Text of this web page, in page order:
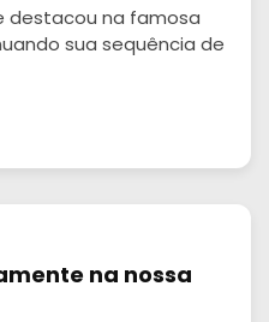
destacou na famosa
sua sequência de
na nossa